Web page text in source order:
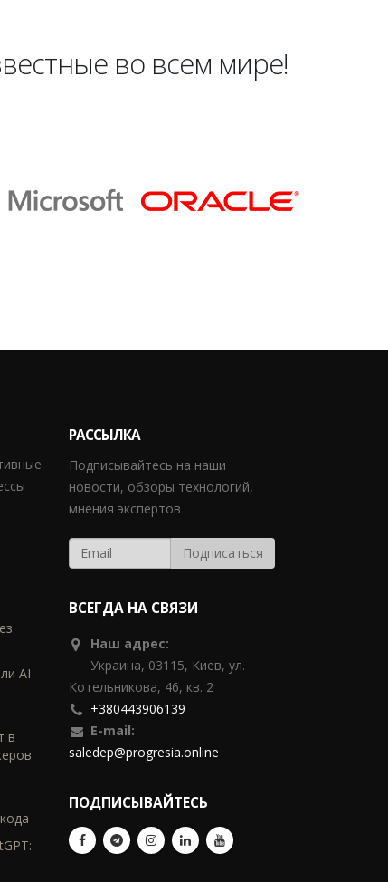
во всем мире!
AI
в
РАССЫЛКА
Подписывайтесь на наши
новости, обзоры технологий,
мнения экспертов
ВСЕГДА НА СВЯЗИ
Наш адрес:
Украина, 03115, Киев, ул.
Котельникова, 46, кв. 2
+380443906139
E-mail:
saledep@progresia.online
ПОДПИСЫВАЙТЕСЬ